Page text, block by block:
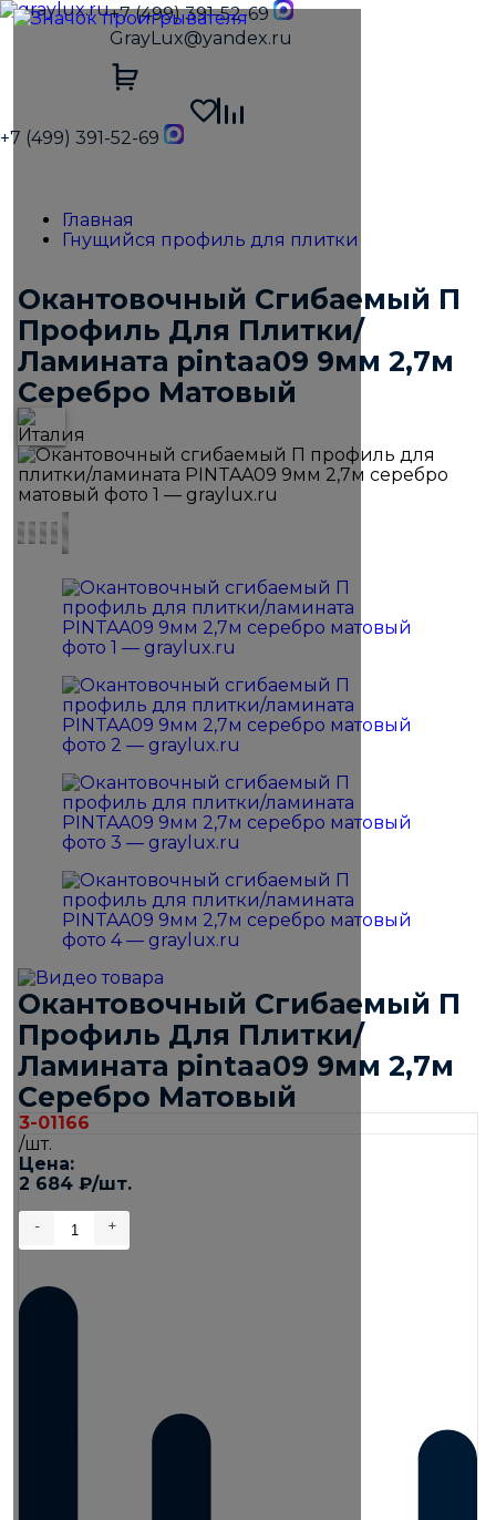
+7 (499) 391-52-69
GrayLux@yandex.ru
+7 (499) 391-52-69
Главная
Гнущийся профиль для плитки
Окантовочный Сгибаемый П
Профиль Для Плитки/
Ламината pintaa09 9мм 2,7м
Серебро Матовый
Окантовочный Сгибаемый П
Профиль Для Плитки/
Ламината pintaa09 9мм 2,7м
Серебро Матовый
3-01166
/шт.
Цена:
2 684 ₽/шт.
- +